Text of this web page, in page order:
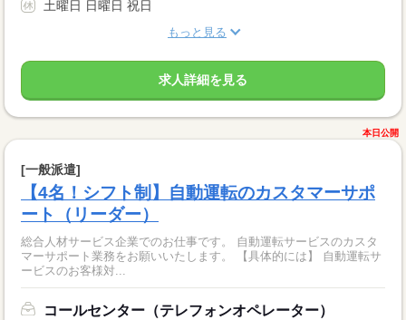
土曜日 日曜日 祝日
もっと見る
求人詳細を見る
本日公開
[一般派遣]
【4名！シフト制】自動運転のカスタマーサポ
ート（リーダー）
総合人材サービス企業でのお仕事です。 自動運転サービスのカスタ
マーサポート業務をお願いいたします。 【具体的には】 自動運転サ
ービスのお客様対...
コールセンター（テレフォンオペレーター）